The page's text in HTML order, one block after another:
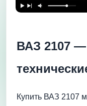
ВАЗ 2107
Купить ВАЗ 2107